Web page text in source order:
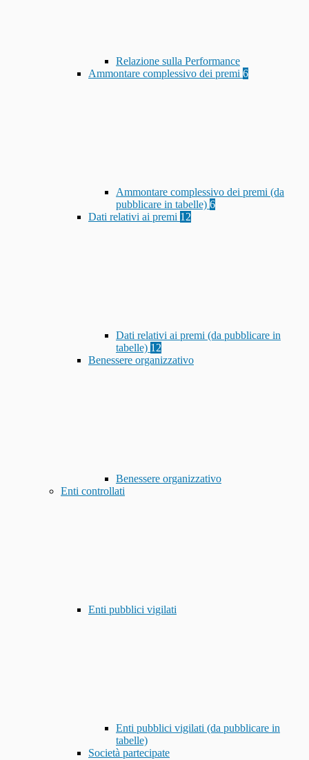
Relazione sulla Performance
Ammontare complessivo dei premi 6
Ammontare complessivo dei premi (da
pubblicare in tabelle) 6
Dati relativi ai premi 12
Dati relativi ai premi (da pubblicare in
tabelle) 12
Benessere organizzativo
Benessere organizzativo
Enti controllati
Enti pubblici vigilati
Enti pubblici vigilati (da pubblicare in
tabelle)
Società partecipate